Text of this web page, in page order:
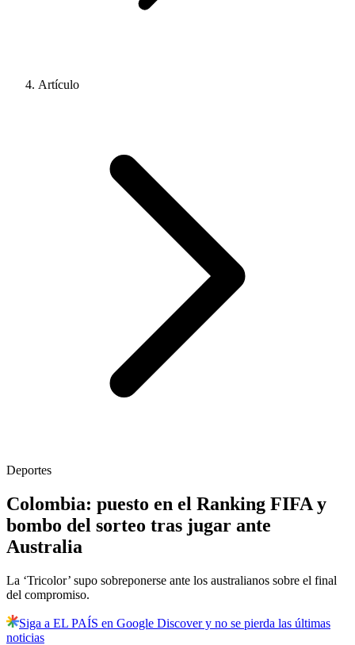
Artículo
Deportes
Colombia: puesto en el Ranking FIFA y
bombo del sorteo tras jugar ante
Australia
La ‘Tricolor’ supo sobreponerse ante los australianos sobre el final
del compromiso.
Siga a EL PAÍS en Google Discover y no se pierda las últimas
noticias